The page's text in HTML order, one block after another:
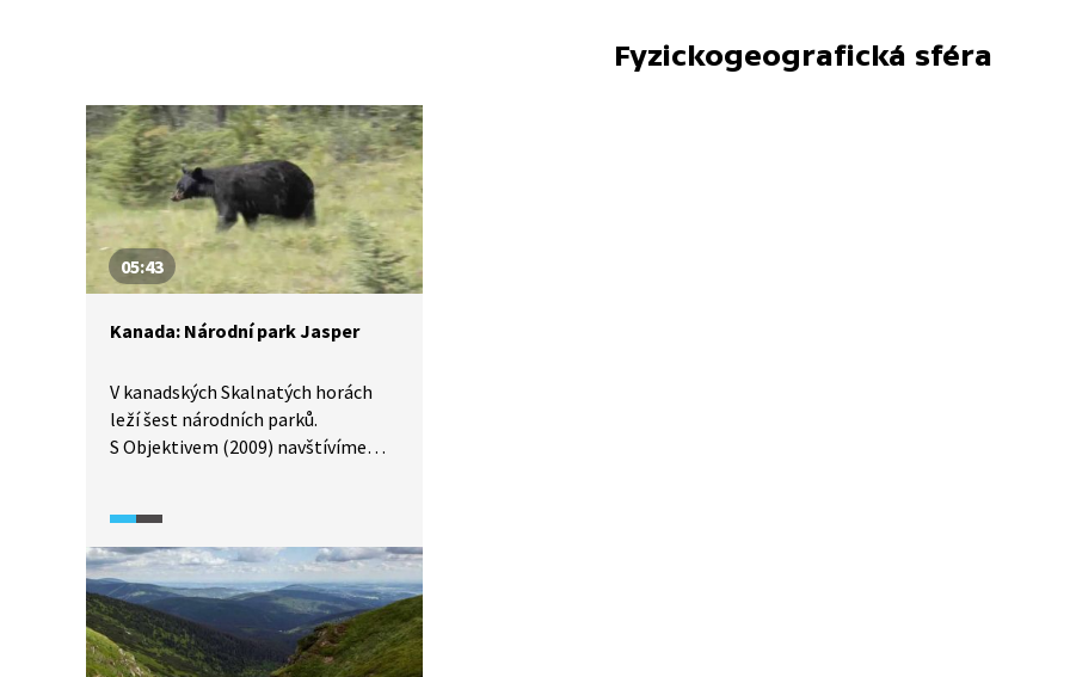
Fyzickogeografická sféra
05:43
Kanada: Národní park Jasper
V kanadských Skalnatých horách
leží šest národních parků.
S Objektivem (2009) navštívíme
Proslulý je zejména ledovcovými
jezery, vodopády a úchvatnými
horami. Není tedy divu, že sem
zavítají 2 miliony návštěvníků
ročně.